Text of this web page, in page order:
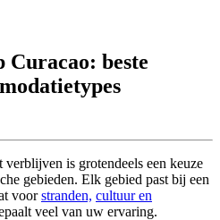
beste
is grotendeels een keuze
gebieden. Elk gebied past bij een
voorstranden, cultuur en
veel van uw ervaring.